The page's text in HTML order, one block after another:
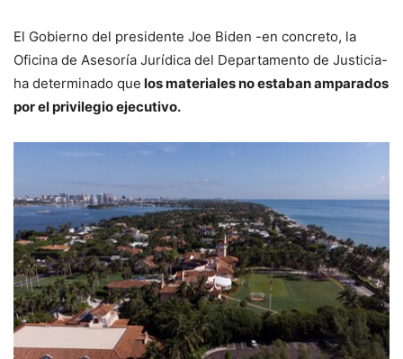
El Gobierno del presidente Joe Biden -en concreto, la
Oficina de Asesoría Jurídica del Departamento de Justicia-
ha determinado que los materiales no estaban amparados
por el privilegio ejecutivo.